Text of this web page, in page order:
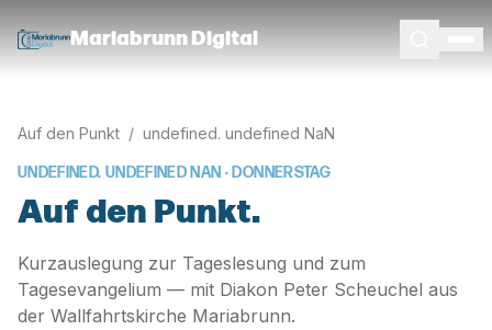
Mariabrunn Digital
Auf den Punkt / undefined. undefined NaN
UNDEFINED. UNDEFINED NAN · DONNERSTAG
Auf den Punkt.
Kurzauslegung zur Tageslesung und zum
Tagesevangelium — mit Diakon Peter Scheuchel aus
der Wallfahrtskirche Mariabrunn.